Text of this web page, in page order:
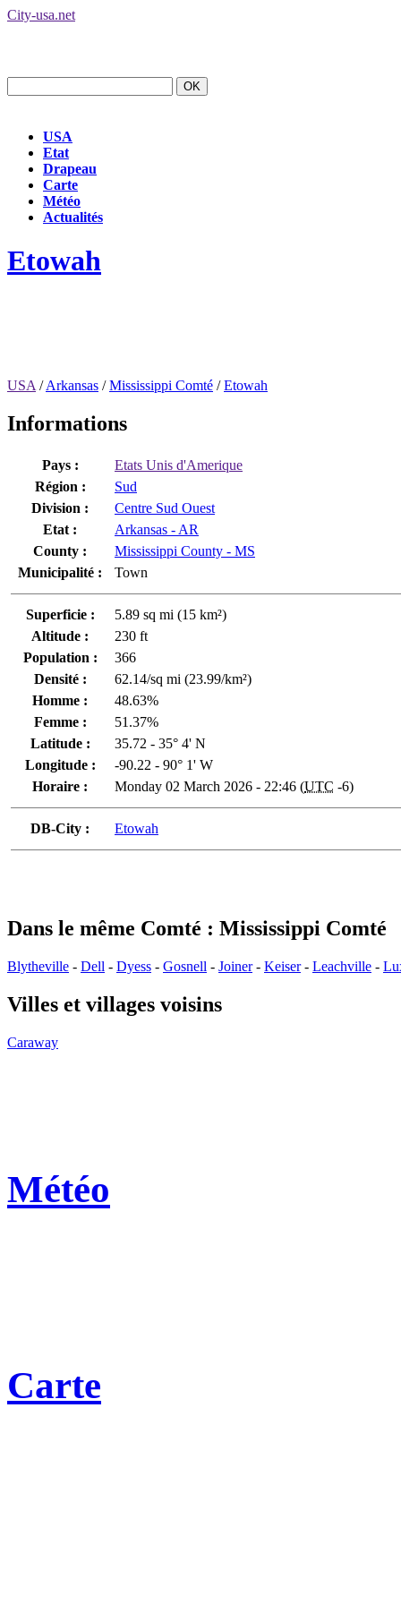
City-usa.net
USA
Etat
Drapeau
Carte
Météo
Actualités
Etowah
USA /Arkansas /Mississippi Comté /Etowah
Informations
Pays :
Etats Unis d'Amerique
Région :
Sud
Division :
Centre Sud Ouest
Etat :
Arkansas - AR
County :
Mississippi County - MS
Municipalité :
Town
Superficie :
5.89 sq mi (15 km²)
Altitude :
230 ft
Population :
366
Densité :
62.14/sq mi (23.99/km²)
Homme :
48.63%
Femme :
51.37%
Latitude :
35.72 - 35° 4' N
Longitude :
-90.22 - 90° 1' W
Horaire :
Monday 02 March 2026 - 22:46 (UTC -6)
DB-City : Etowah
Dans le même Comté : Mississippi Comté
Blytheville - Dell - Dyess - Gosnell - Joiner- Keiser- Leachville -
Villes et villages voisins
Caraway
Météo
Carte